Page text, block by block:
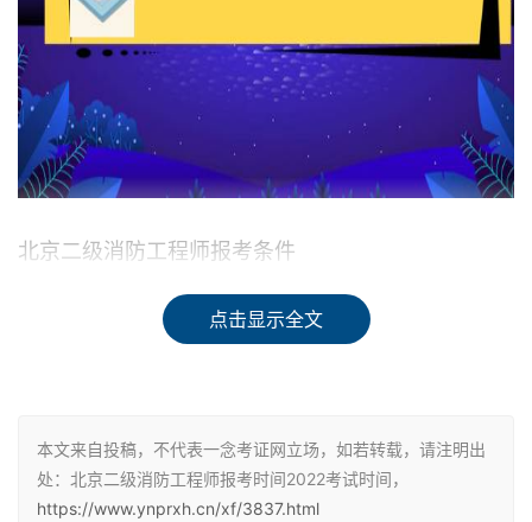
北京二级消防工程师报考条件
凡遵守宪法、法律、法规，坚守政治品德，恪守职业道德，
具备下列条件之一者，可以申请参加二级注册消防工程师职
年;或者取得消防工程相关专业中专学历，从事消防安全技
术工作满4年。
点击显示全文
本文来自投稿，不代表一念考证网立场，如若转载，请注明出
处：北京二级消防工程师报考时间2022考试时间，
https://www.ynprxh.cn/xf/3837.html